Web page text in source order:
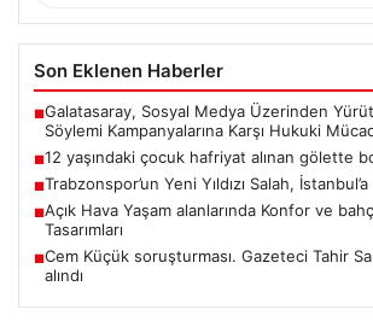
Son Eklenen Haberler
■Galatasaray, Sosyal Medya Üzerinden
Söylemi Kampanyalarına Karşı Hukuki
■12 yaşındaki çocuk hafriyat alınan gölette
■Trabzonspor’un Yeni Yıldızı Salah, İstanbul’a
■Açık Hava Yaşam alanlarında Konfor ve
Tasarımları
■Cem Küçük soruşturması. Gazeteci Tahir
alındı